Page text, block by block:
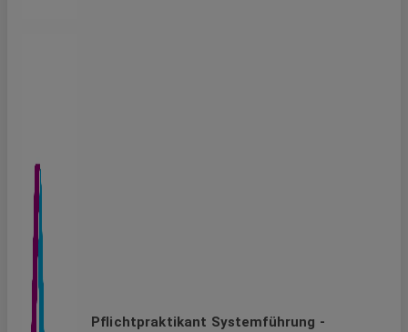
Pflichtpraktikant Systemführung -